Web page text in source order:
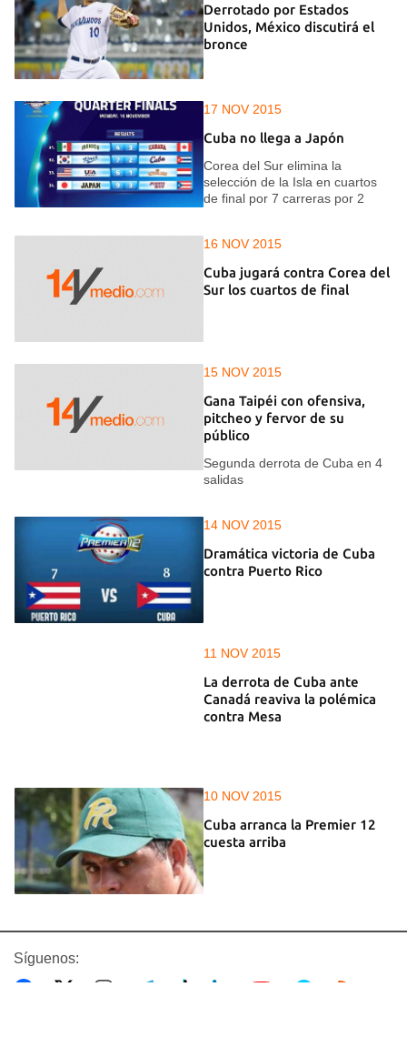
Derrotado por Estados
Unidos, México discutirá el
bronce
17 NOV 2015
Cuba no llega a Japón
Corea del Sur elimina la
selección de la Isla en cuartos
de final por 7 carreras por 2
16 NOV 2015
Cuba jugará contra Corea del
Sur los cuartos de final
15 NOV 2015
Gana Taipéi con ofensiva,
pitcheo y fervor de su
público
Segunda derrota de Cuba en 4
salidas
14 NOV 2015
Dramática victoria de Cuba
contra Puerto Rico
11 NOV 2015
La derrota de Cuba ante
Canadá reaviva la polémica
contra Mesa
10 NOV 2015
Cuba arranca la Premier 12
cuesta arriba
Síguenos: